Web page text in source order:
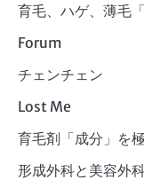
育毛、ハゲ、薄毛
Forum
チェンチェン
Lost Me
育毛剤「成分」を
形成外科と美容外